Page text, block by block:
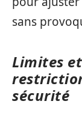
sans
Limites
sécurité